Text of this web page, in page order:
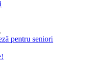
pentru seniori